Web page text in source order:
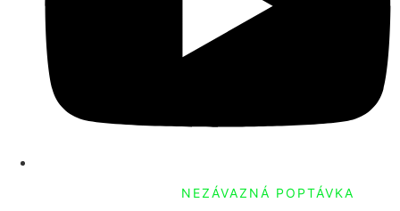
NEZÁVAZNÁ POPTÁVKA